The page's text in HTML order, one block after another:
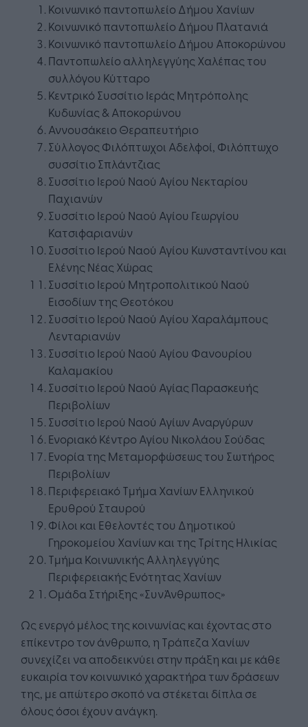
Κοινωνικό παντοπωλείο Δήμου Χανίων
Κοινωνικό παντοπωλείο Δήμου Πλατανιά
Κοινωνικό παντοπωλείο Δήμου Αποκορώνου
Παντοπωλείο αλληλεγγύης Χαλέπας του
συλλόγου Κύτταρο
Κεντρικό Συσσίτιο Ιεράς Μητρόπολης
Κυδωνίας & Αποκορώνου
Αννουσάκειο Θεραπευτήριο
Σύλλογος Φιλόπτωχοι Αδελφοί, Φιλόπτωχο
συσσίτιο Σπλάντζιας
Συσσίτιο Ιερού Ναού Αγίου Νεκταρίου
Παχιανών
Συσσίτιο Ιερού Ναού Αγίου Γεωργίου
Κατσιφαριανών
Συσσίτιο Ιερού Ναού Αγίου Κωνσταντίνου και
Ελένης Νέας Χώρας
Συσσίτιο Ιερού Μητροπολιτικού Ναού
Εισοδίων της Θεοτόκου
Συσσίτιο Ιερού Ναού Αγίου Χαραλάμπους
Λενταριανών
Συσσίτιο Ιερού Ναού Αγίου Φανουρίου
Καλαμακίου
Συσσίτιο Ιερού Ναού Αγίας Παρασκευής
Περιβολίων
Συσσίτιο Ιερού Ναού Αγίων Αναργύρων
Ενοριακό Κέντρο Αγίου Νικολάου Σούδας
Ενορία της Μεταμορφώσεως του Σωτήρος
Περιβολίων
Περιφερειακό Τμήμα Χανίων Ελληνικού
Ερυθρού Σταυρού
Φίλοι και Εθελοντές του Δημοτικού
Γηροκομείου Χανίων και της Τρίτης Ηλικίας
Τμήμα Κοινωνικής Αλληλεγγύης
Περιφερειακής Ενότητας Χανίων
Ομάδα Στήριξης «ΣυνΆνθρωπος»
Ως ενεργό μέλος της κοινωνίας και έχοντας στο
επίκεντρο τον άνθρωπο, η Τράπεζα Χανίων
συνεχίζει να αποδεικνύει στην πράξη και με κάθε
ευκαιρία τον κοινωνικό χαρακτήρα των δράσεων
της, με απώτερο σκοπό να στέκεται δίπλα σε
όλους όσοι έχουν ανάγκη.